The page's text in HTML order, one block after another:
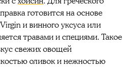
готовится на основе
и винного уксуса или
травами и специями. Такое
свежих овощей
оливок и нежностью